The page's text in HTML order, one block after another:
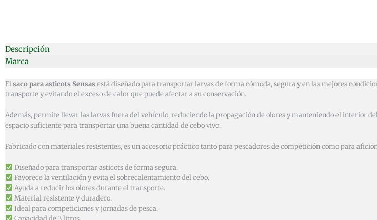
Descripción
Marca
Elsaco para asticots Sensas está diseñado para transportar larvas de forma cómoda, segura y en las mejores
transporte y evitando el exceso de calor que puede afectar a su conservación.
Además, permite llevar las larvas fuera del vehículo, reduciendo la propagación de olores y manteniendo el interior
espacio suficiente para transportar una buena cantidad de cebo vivo.
Fabricado con materiales resistentes, es un accesorio práctico tanto para pescadores de competición como para
Diseñado para transportar asticots de forma segura.
Favorece la ventilación y evita el sobrecalentamiento del cebo.
Ayuda a reducir los olores durante el transporte.
Material resistente y duradero.
Ideal para competiciones y jornadas de pesca.